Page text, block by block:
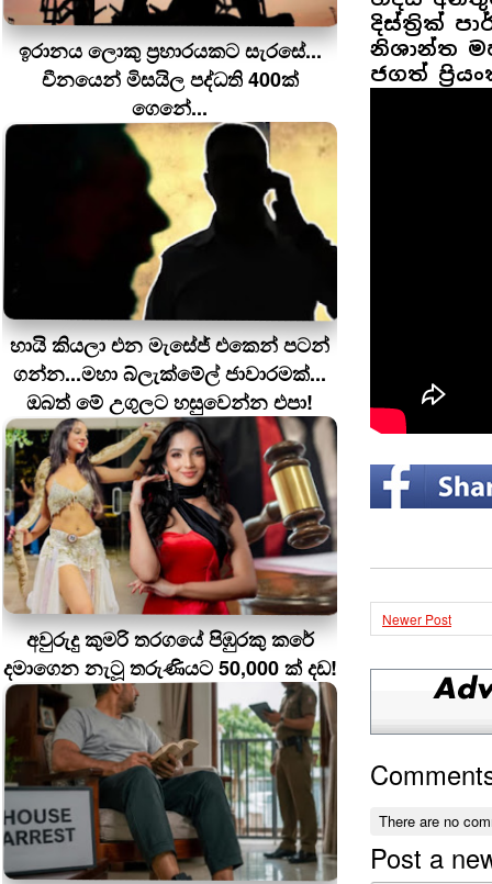
ඉරානය ලොකු ප‍්‍රහාරයකට සැරසේ...
චීනයෙන් මිසයිල පද්ධති 400ක්
ගෙනේ...
හායි කියලා එන මැසේජ් එකෙන් පටන්
ගන්න...මහා බ්ලැක්මේල් ජාවාරමක්...
ඔබත් මේ උගුලට හසුවෙන්න එපා!
අවුරුදු කුමරි තරගයේ පිඹුරකු කරේ
දමාගෙන නැටූ තරුණියට 50,000 ක් දඩ!
දිස්ත්‍රික්
නිශාන්ත
ජගත්
Newer Post
There are no
Post a